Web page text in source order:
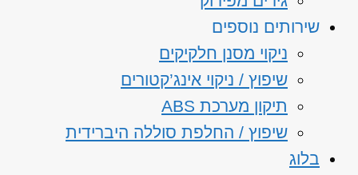
שירותים נוספים
ניקוי מסנן חלקיקים
שיפוץ / ניקוי אינג’קטורים
תיקון מערכת ABS
שיפוץ / החלפת סוללה היברידית
בלוג